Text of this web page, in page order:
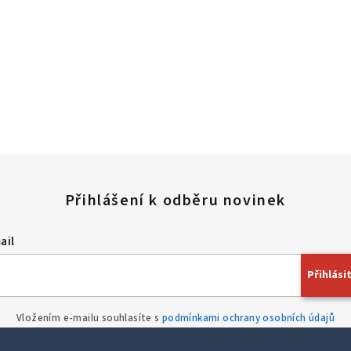
Vložením e-mailu souhlasíte s podmínkami ochrany osobních údajů